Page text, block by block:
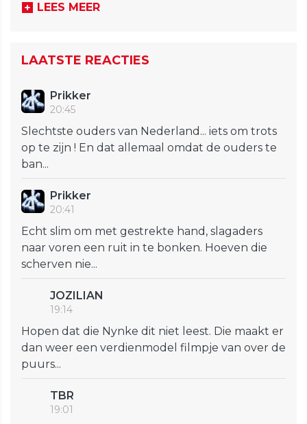
LEES MEER
LAATSTE REACTIES
Prikker
20:45
Slechtste ouders van Nederland... iets om trots
op te zijn ! En dat allemaal omdat de ouders te
ban...
Prikker
20:41
Echt slim om met gestrekte hand, slagaders
naar voren een ruit in te bonken. Hoeven die
scherven nie...
JOZILIAN
19:14
Hopen dat die Nynke dit niet leest. Die maakt er
dan weer een verdienmodel filmpje van over de
puurs...
TBR
19:01